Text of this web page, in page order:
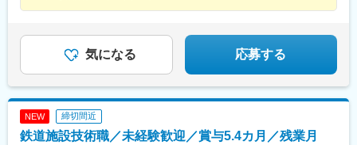
駅、三ノ輪橋駅、戸越銀座駅、近鉄名古屋駅、日暮里駅、浜松町
駅、早稲田駅(東京メトロ)、熊野前駅(舎人ライナー)、大塚駅前
駅、牛田駅(東京都)、本郷三丁目駅、鈴木町駅、栄町駅(東京都)、
気になる 応募する
NEW 締切間近
鉄道施設技術職／未経験歓迎／賞与5.4カ月／残業月